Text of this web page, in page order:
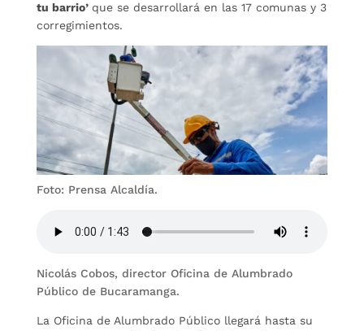
tu barrio’ que se desarrollará en las 17 comunas y 3
corregimientos.
Foto: Prensa Alcaldía.
Nicolás Cobos, director Oficina de Alumbrado
Público de Bucaramanga.
La Oficina de Alumbrado Público llegará hasta su